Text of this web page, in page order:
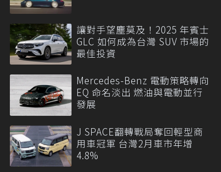
讓對手望塵莫及！2025 年賓士
GLC 如何成為台灣 SUV 市場的
最佳投資
Mercedes-Benz 電動策略轉向
EQ 命名淡出 燃油與電動並行
發展
J SPACE翻轉戰局奪回輕型商
用車冠軍 台灣2月車市年增
4.8%